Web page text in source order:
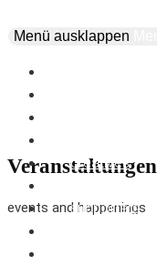
Menü ausklappen
creatives
supporters
Veranstaltungen
events and happenings